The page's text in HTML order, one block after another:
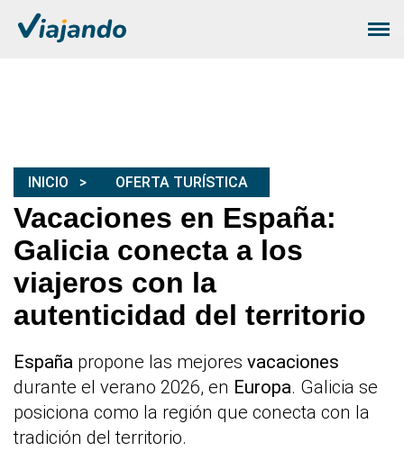
INICIO OFERTA TURÍSTICA
Vacaciones en España:
Galicia conecta a los
viajeros con la
autenticidad del territorio
España propone las mejores vacaciones
durante el verano 2026, en Europa. Galicia se
posiciona como la región que conecta con la
tradición del territorio.